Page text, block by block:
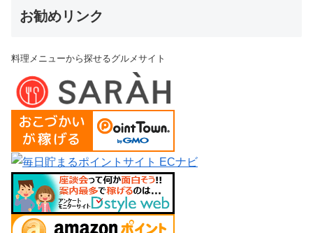
お勧めリンク
料理メニューから探せるグルメサイト